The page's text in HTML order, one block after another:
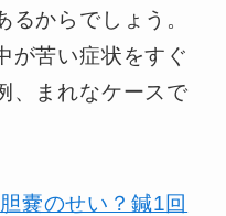
からでしょう。
が苦い症状をすぐ
、まれなケースで
嚢のせい？鍼1回